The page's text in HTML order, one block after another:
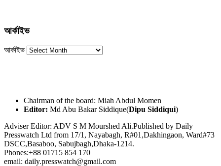
আর্কাইভ
আর্কাইভ
Chairman of the board: Miah Abdul Momen
Editor: Md Abu Bakar Siddique(Dipu Siddiqui)
Adviser Editor: ADV S M Mourshed Ali.Published by Daily
Presswatch Ltd from 17/1, Nayabagh, R#01,Dakhingaon, Ward#73
DSCC,Basaboo, Sabujbagh,Dhaka-1214.
Phones:+88 01715 854 170
email: daily.presswatch@gmail.com